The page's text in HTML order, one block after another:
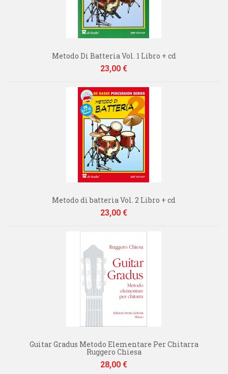
Metodo Di Batteria Vol. 1 Libro + cd
Prezzo
23,00 €
Metodo di batteria Vol. 2 Libro + cd
Prezzo
23,00 €
Guitar Gradus Metodo Elementare Per Chitarra
Ruggero Chiesa
Prezzo
28,00 €